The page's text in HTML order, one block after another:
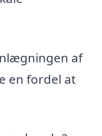
af
en fordel at